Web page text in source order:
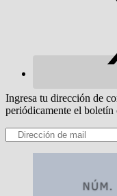
Ingresa tu dirección de
periódicamente el boletín